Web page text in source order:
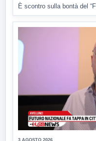
È scontro sulla bontà del